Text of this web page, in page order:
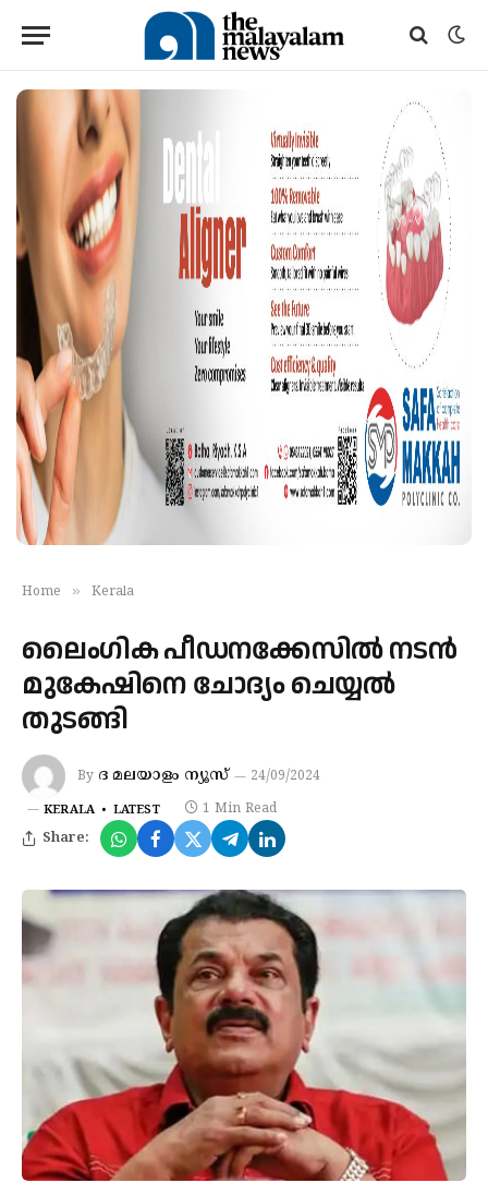
Home » Kerala
ലൈംഗിക പീഡനക്കേസിൽ നടൻ
മുകേഷിനെ ചോദ്യം ചെയ്യൽ
തുടങ്ങി
By ദ മലയാളം ന്യൂസ്‌ 24/09/2024
KERALA LATEST 1 Min Read
Share: